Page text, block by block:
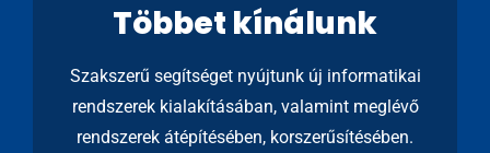
Többet kínálunk
Szakszerű segítséget nyújtunk új informatikai
rendszerek kialakításában, valamint meglévő
rendszerek átépítésében, korszerűsítésében.